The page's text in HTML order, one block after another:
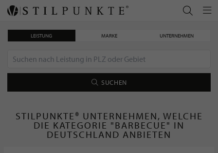
LEISTUNG MARKE UNTERNEHMEN
SUCHEN
STILPUNKTE® UNTERNEHMEN, WELCHE
DIE KATEGORIE "BARBECUE" IN
DEUTSCHLAND ANBIETEN